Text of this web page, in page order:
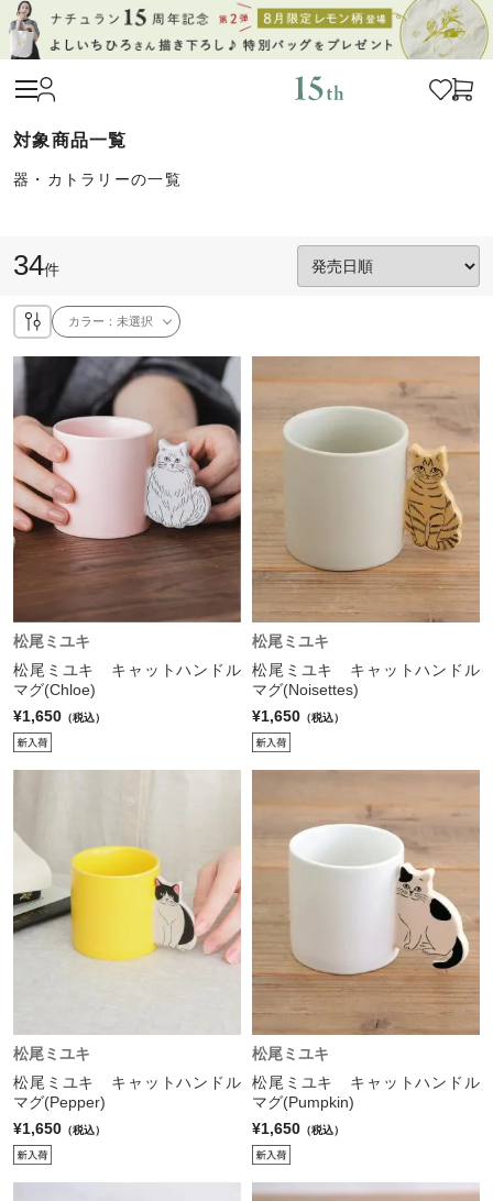
器・カトラリーの一覧
34件
カラー：未選択
松尾ミユキ
松尾ミユキ キャットハンドル
マグ(Chloe)
¥1,650 （税込）
松尾ミユキ
松尾ミユキ キャットハンドル
マグ(Noisettes)
¥1,650 （税込）
松尾ミユキ
松尾ミユキ キャットハンドル
マグ(Pepper)
¥1,650 （税込）
松尾ミユキ
松尾ミユキ キャットハンドル
マグ(Pumpkin)
¥1,650 （税込）